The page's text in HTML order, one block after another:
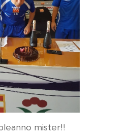
mister!!